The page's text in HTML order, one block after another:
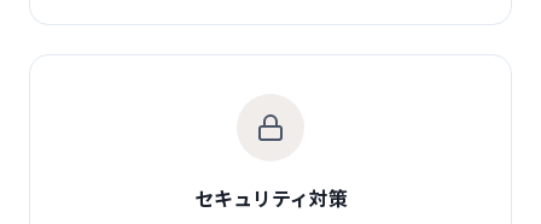
セキュリティ対策